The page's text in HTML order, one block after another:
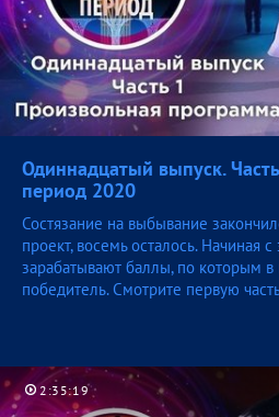
Одиннадцатый выпуск.
период 2020
Состязание на выбывание
проект, восемь осталось. Начиная
зарабатывают баллы, по которым
победитель. Смотрите первую
2:35:19